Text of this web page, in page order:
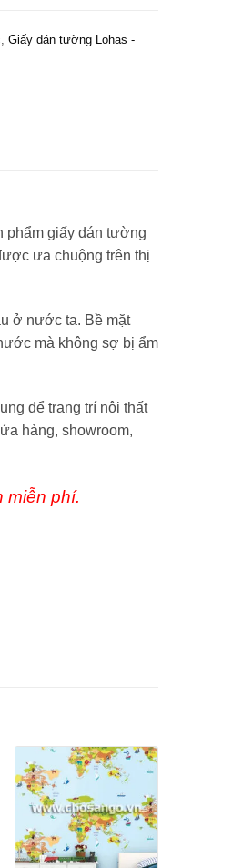
Giấy dán tường Lohas -
phẩm giấy dán tường
ưa chuộng trên thị
ở nước ta. Bề mặt
mà không sợ bị ẩm
để trang trí nội thất
hàng, showroom,
miễn phí.